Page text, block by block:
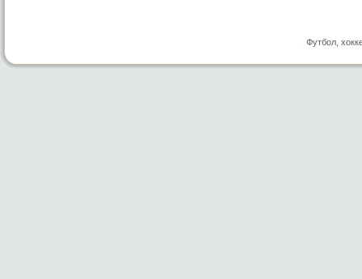
Футбол,